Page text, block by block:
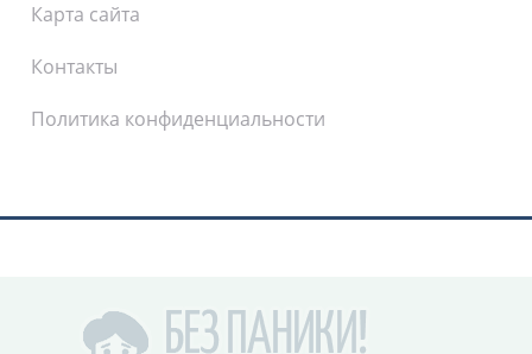
Карта сайта
Контакты
Политика конфиденциальности